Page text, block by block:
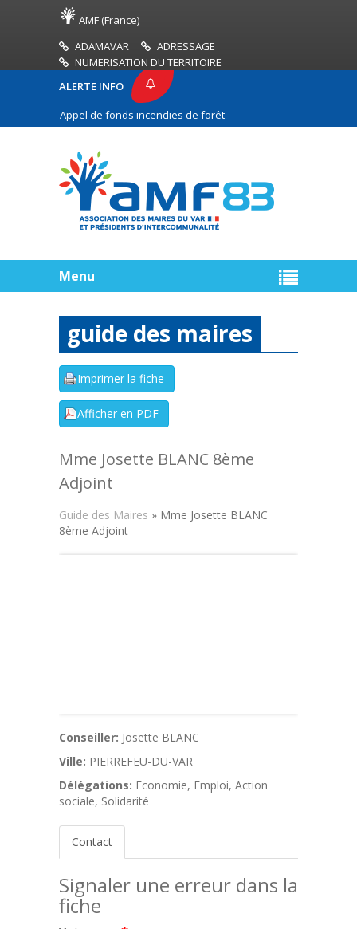
AMF (France)
ADAMAVAR
ADRESSAGE
NUMERISATION DU TERRITOIRE
ALERTE INFO
Appel de fonds incendies de forêt
Menu
guide des maires
Mme Josette BLANC 8ème
Adjoint
Guide des Maires » Mme Josette BLANC
8ème Adjoint
Conseiller: Josette BLANC
Ville: PIERREFEU-DU-VAR
Délégations: Economie, Emploi, Action
sociale, Solidarité
Contact
Signaler une erreur dans la
fiche